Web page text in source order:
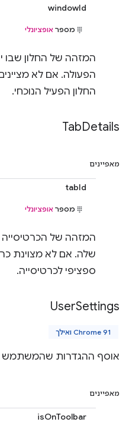
windowId
מספר אופציונלי
המזהה של החלון שבו
הפעולה. אם לא
החלון הפעיל הנוכחי.
TabDetails
מאפיינים
tabId
מספר אופציונלי
המזהה של
שלה. אם לא מצוינת
ספציפי לכרטיסייה.
UserSettings
Chrome 91 ואילך
אוסף ההגדרות שהמשתמש
מאפיינים
isOnToolbar